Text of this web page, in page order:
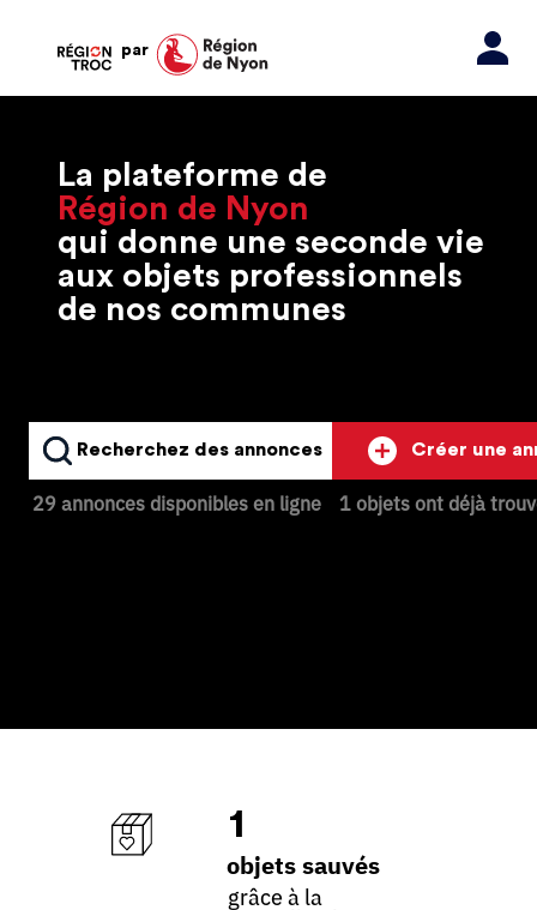
par
La plateforme de
Région de Nyon
qui donne une seconde vie
aux objets professionnels
de nos communes
Recherchez des annonces
29 annonces disponibles en ligne
Créer une
1 objets ont déjà
1
objets sauvés
grâce à la